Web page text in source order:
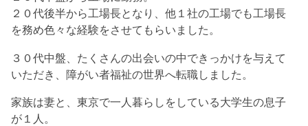
２０代後半から工場長となり、他１社の工場でも工場長
を務め色々な経験をさせてもらいました。
３０代中盤、たくさんの出会いの中できっかけを与えて
いただき、障がい者福祉の世界へ転職しました。
家族は妻と、東京で一人暮らしをしている大学生の息子
が１人。